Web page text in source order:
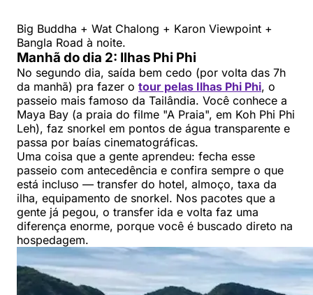
Big Buddha + Wat Chalong + Karon Viewpoint +
Bangla Road à noite.
Manhã do dia 2: Ilhas Phi Phi
No segundo dia, saída bem cedo (por volta das 7h
da manhã) pra fazer o tour pelas Ilhas Phi Phi, o
passeio mais famoso da Tailândia. Você conhece a
Maya Bay (a praia do filme "A Praia", em Koh Phi Phi
Leh), faz snorkel em pontos de água transparente e
passa por baías cinematográficas.
Uma coisa que a gente aprendeu: fecha esse
passeio com antecedência e confira sempre o que
está incluso — transfer do hotel, almoço, taxa da
ilha, equipamento de snorkel. Nos pacotes que a
gente já pegou, o transfer ida e volta faz uma
diferença enorme, porque você é buscado direto na
hospedagem.